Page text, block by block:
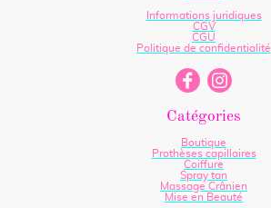
Informations juridiques
CGV
CGU
Politique de confidentialité
Catégories
Boutique
Prothèses capillaires
Coiffure
Spray tan
Massage Crânien
Mise en Beauté